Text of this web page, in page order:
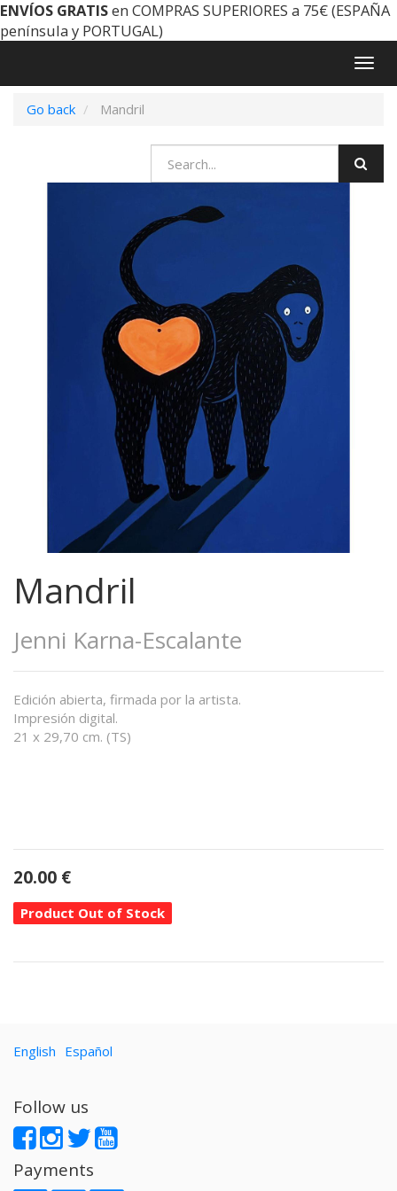
ENVÍOS GRATISen COMPRAS SUPERIORES a 75€ (ESPAÑA
península y PORTUGAL)
Go back
Mandril
Mandril
Jenni Karna-Escalante
Edición abierta, firmada por la artista.
Impresión digital.
21 x 29,70 cm. (TS)
20.00 €
Product Out of Stock
English Español
Follow us
Payments